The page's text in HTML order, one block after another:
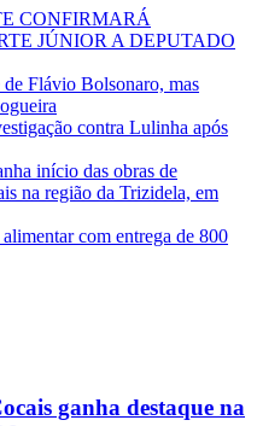
CONFIRMARÁ
JÚNIOR A DEPUTADO
Flávio Bolsonaro, mas
contra Lulinha após
início das obras de
na região da Trizidela, em
com entrega de 800
ganha destaque na